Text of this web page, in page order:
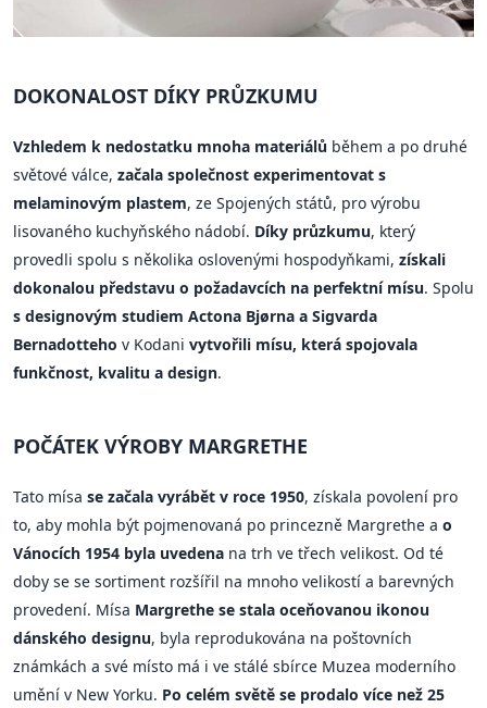
DOKONALOST DÍKY PRŮZKUMU
Vzhledem k nedostatku mnoha materiálů během a po druhé
světové válce, začala společnost experimentovat s
melaminovým plastem, ze Spojených států, pro výrobu
lisovaného kuchyňského nádobí. Díky průzkumu, který
provedli spolu s několika oslovenými hospodyňkami, získali
dokonalou představu o požadavcích na perfektní mísu. Spolu
s designovým studiem Actona Bjørna a Sigvarda
Bernadotteho v Kodani vytvořili mísu, která spojovala
funkčnost, kvalitu a design.
POČÁTEK VÝROBY MARGRETHE
Tato mísa se začala vyrábět v roce 1950, získala povolení pro
to, aby mohla být pojmenovaná po princezně Margrethe a o
Vánocích 1954 byla uvedena na trh ve třech velikost. Od té
doby se se sortiment rozšířil na mnoho velikostí a barevných
provedení. Mísa Margrethe se stala oceňovanou ikonou
dánského designu, byla reprodukována na poštovních
známkách a své místo má i ve stálé sbírce Muzea moderního
umění v New Yorku. Po celém světě se prodalo více než 25